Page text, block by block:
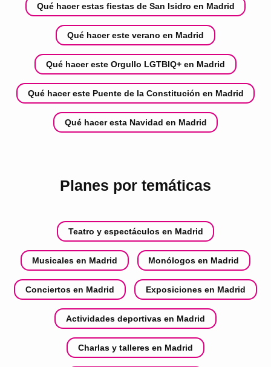
Qué hacer estas fiestas de San Isidro en Madrid
Qué hacer este verano en Madrid
Qué hacer este Orgullo LGTBIQ+ en Madrid
Qué hacer este Puente de la Constitución en Madrid
Qué hacer esta Navidad en Madrid
Planes por temáticas
Teatro y espectáculos en Madrid
Musicales en Madrid Monólogos en Madrid
Conciertos en Madrid Exposiciones en Madrid
Actividades deportivas en Madrid
Charlas y talleres en Madrid